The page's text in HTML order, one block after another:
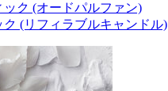
ク (オードパルファン)
(リフィラブルキャンドル)